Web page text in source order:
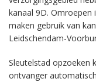
kanaal 9D. Omroepen
maken gebruik van
Leidschendam-
Sleutelstad opzoeken
ontvanger